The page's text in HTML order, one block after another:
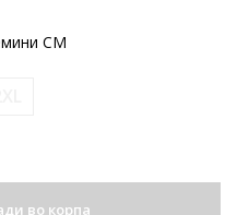
CM
во корпа